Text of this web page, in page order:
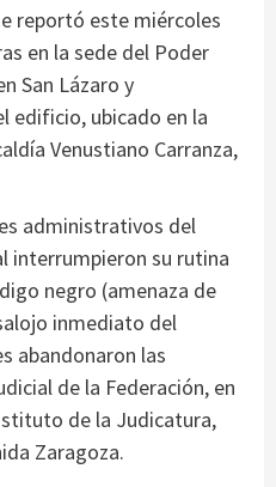
reportó este miércoles
en la sede del Poder
San Lázaro y
edificio, ubicado en la
Venustiano Carranza,
administrativos del
interrumpieron su rutina
negro (amenaza de
inmediato del
abandonaron las
de la Federación, en
de la Judicatura,
Zaragoza.